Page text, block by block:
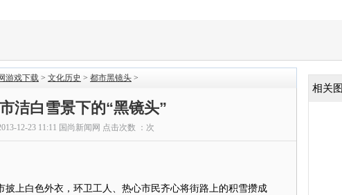
游戏下载 > 文化历史 > 都市黑镜头 >
洁白雪景下的“黑镜头”
12-23 11:11 国尚新闻网 点击次数 ： 次
上白色外衣，环卫工人、热心市民齐心将街路上的积雪攒成
相关